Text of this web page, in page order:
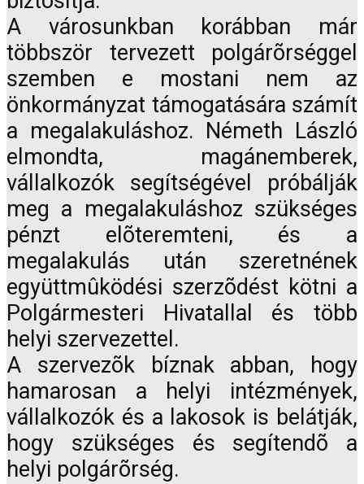
A városunkban korábban már
többször tervezett polgárõrséggel
szemben e mostani nem az
önkormányzat támogatására számít
a megalakuláshoz. Németh László
elmondta, magánemberek,
vállalkozók segítségével próbálják
meg a megalakuláshoz szükséges
pénzt elõteremteni, és a
megalakulás után szeretnének
együttmûködési szerzõdést kötni a
Polgármesteri Hivatallal és több
helyi szervezettel.
A szervezõk bíznak abban, hogy
hamarosan a helyi intézmények,
vállalkozók és a lakosok is belátják,
hogy szükséges és segítendõ a
helyi polgárõrség.